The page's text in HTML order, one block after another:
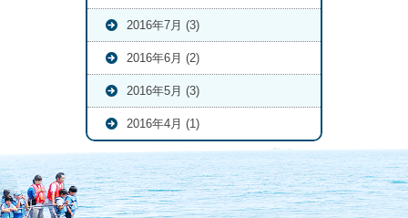
2016年7月 (3)
2016年6月 (2)
2016年5月 (3)
2016年4月 (1)